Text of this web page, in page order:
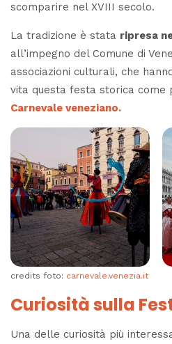
scomparire nel XVIII secolo.
La tradizione è stata ripresa
all’impegno del Comune di
associazioni culturali, che
vita questa festa storica come
Carnevale veneziano.
credits foto: carnevale.venezia.it
Curiosità sulla
Una delle curiosità più